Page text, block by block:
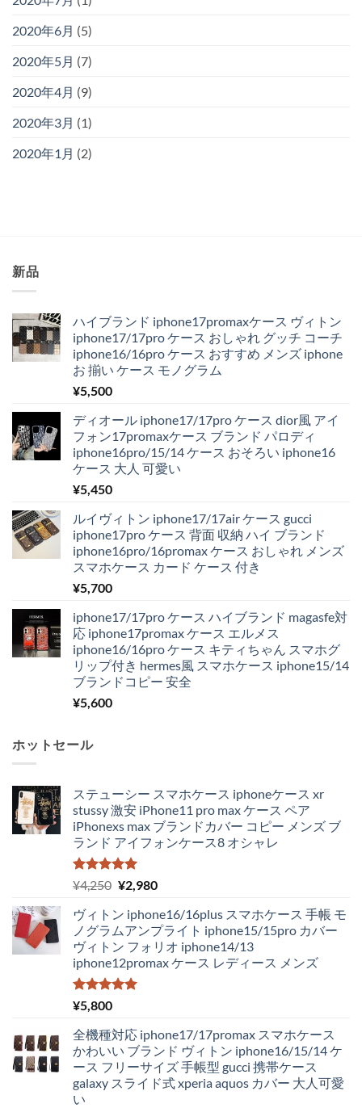
2020年6月 (5)
2020年5月 (7)
2020年4月 (9)
2020年3月 (1)
2020年1月 (2)
新品
ハイブランド iphone17promaxケース ヴィトン
iphone17/17pro ケース おしゃれ グッチ コーチ
iphone16/16pro ケース おすすめ メンズ iphone
お 揃い ケース モノグラム
¥5,500
ディオール iphone17/17pro ケース dior風 アイ
フォン17promaxケース ブランド パロディ
iphone16pro/15/14 ケース おそろい iphone16
ケース 大人 可愛い
¥5,450
ルイヴィトン iphone17/17air ケース gucci
iphone17pro ケース 背面 収納 ハイ ブランド
iphone16pro/16promax ケース おしゃれ メンズ
スマホケース カード ケース 付き
¥5,700
iphone17/17pro ケース ハイブランド magasfe対
応 iphone17promax ケース エルメス
iphone16/16pro ケース キティちゃん スマホグ
リップ付き hermes風 スマホケース iphone15/14
ブランドコピー 安全
¥5,600
ホットセール
ステューシー スマホケース iphoneケース xr
stussy 激安 iPhone11 pro max ケース ペア
iPhonexs max ブランドカバー コピー メンズ ブ
ランド アイフォンケース8 オシャレ
5段階中
5.00
の評価
¥4,250 元
価
格
は
¥4,250
で
¥2,980現
の
価
格
は
ヴィトン iphone16/16plus スマホケース 手帳 モ
ノグラムアンプライト iphone15/15pro カバー
ヴィトン フォリオ iphone14/13
iphone12promax ケース レディース メンズ
5段階中
5.00
¥5,800
全機種対応 iphone17/17promax スマホケース
かわいい ブランド ヴィトン iphone16/15/14 ケ
ース フリーサイズ 手帳型 gucci 携帯ケース
galaxy スライド式 xperia aquos カバー 大人可愛
い